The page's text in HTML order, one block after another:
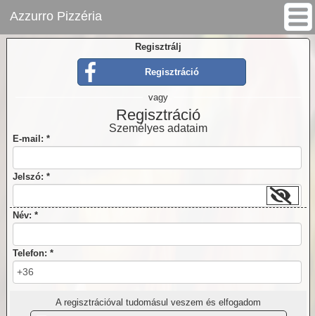
Azzurro Pizzéria
Regisztrálj
Regisztráció
vagy
Regisztráció
Személyes adataim
E-mail: *
Jelszó: *
Név: *
Telefon: *
A regisztrációval tudomásul veszem és elfogadom